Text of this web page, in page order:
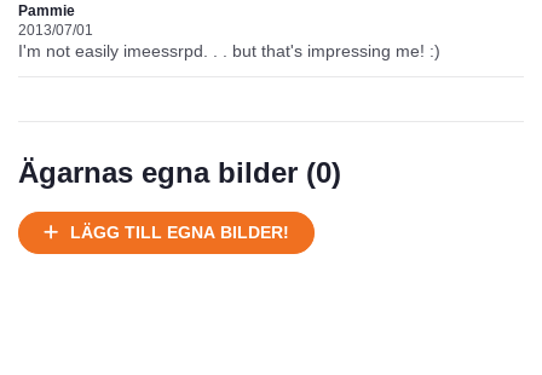
Pammie
2013/07/01
I'm not easily imeessrpd. . . but that's impressing me! :)
Ägarnas egna bilder (0)
LÄGG TILL EGNA BILDER!